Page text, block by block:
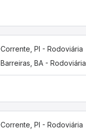
Corrente, PI - Rodoviária
Barreiras, BA - Rodoviária
Corrente, PI - Rodoviária